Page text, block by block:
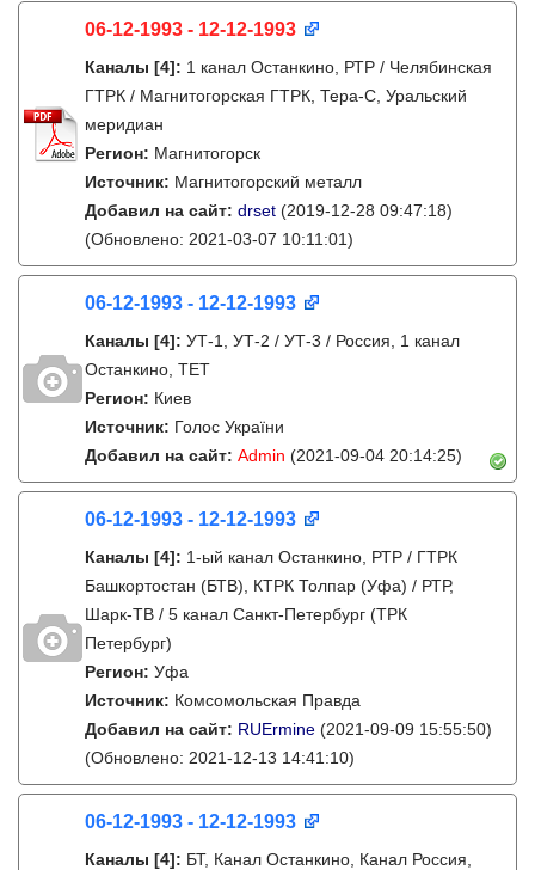
06-12-1993 - 12-12-1993
Каналы [4]: 1 канал Останкино, РТР / Челябинская
ГТРК / Магнитогорская ГТРК, Тера-С, Уральский
меридиан
Регион: Магнитогорск
Источник: Магнитогорский металл
Добавил на сайт: drset (2019-12-28 09:47:18)
(Обновлено: 2021-03-07 10:11:01)
06-12-1993 - 12-12-1993
Каналы [4]: УТ-1, УТ-2 / УТ-3 / Россия, 1 канал
Останкино, ТЕТ
Регион: Киев
Источник: Голос України
Добавил на сайт: Admin (2021-09-04 20:14:25)
06-12-1993 - 12-12-1993
Каналы [4]: 1-ый канал Останкино, РТР / ГТРК
Башкортостан (БТВ), КТРК Толпар (Уфа) / РТР,
Шарк-ТВ / 5 канал Санкт-Петербург (ТРК
Петербург)
Регион: Уфа
Источник: Комсомольская Правда
Добавил на сайт: RUErmine (2021-09-09 15:55:50)
(Обновлено: 2021-12-13 14:41:10)
06-12-1993 - 12-12-1993
Каналы [4]: БТ, Канал Останкино, Канал Россия,